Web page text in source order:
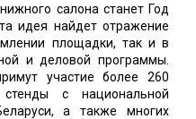
салона станет Год
идея найдет отражение
площадки, так и в
и деловой программы.
участие более 260
стенды с национальной
а также многих